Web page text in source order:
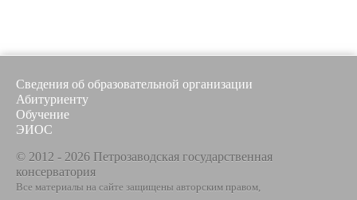
Сведения об образовательной организации
Абитуриенту
Обучение
ЭИОС
© 2012 - 2026 Петрозаводская государственная
консерватория
Все материалы на сайте защищены авторским правом,